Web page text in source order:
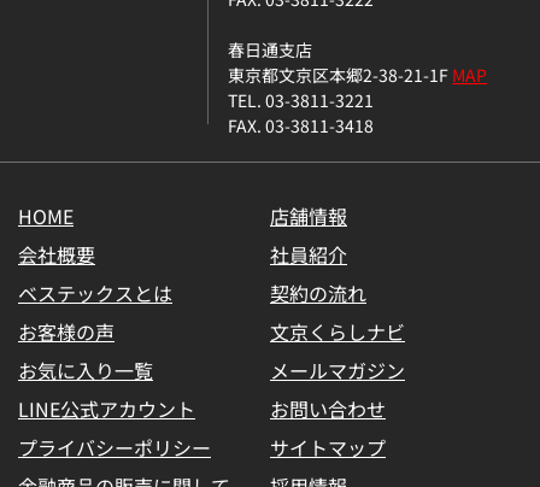
春日通支店
東京都文京区本郷2-38-21-1FMAP
TEL. 03-3811-3221
FAX. 03-3811-3418
HOME
店舗情報
会社概要
社員紹介
ベステックスとは
契約の流れ
お客様の声
文京くらしナビ
お気に入り一覧
メールマガジン
LINE公式アカウント
お問い合わせ
プライバシーポリシー
サイトマップ